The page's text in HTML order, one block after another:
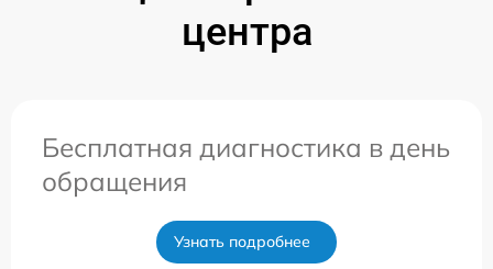
центра
Бесплатная диагностика в день
обращения
Узнать подробнее